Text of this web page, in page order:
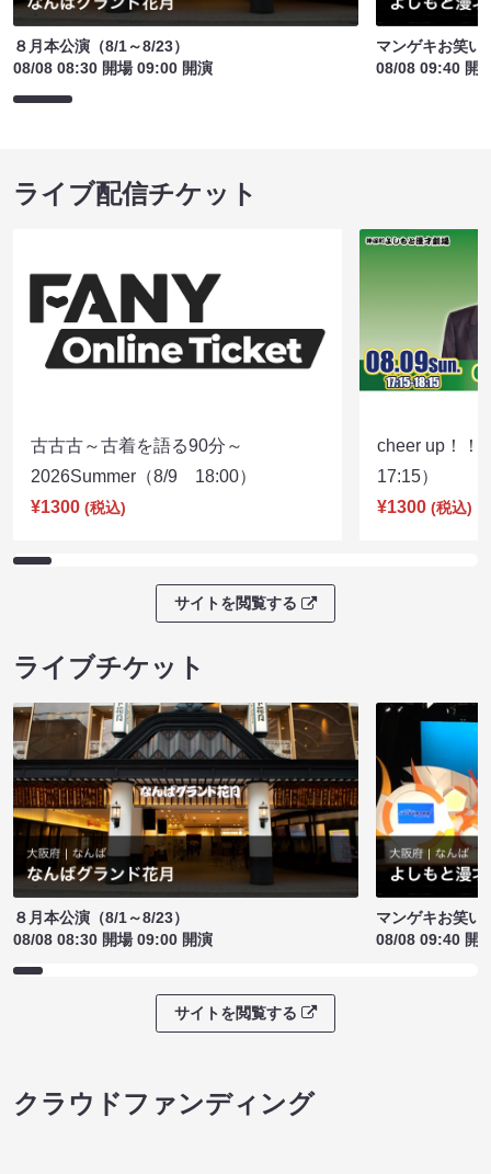
８月本公演（8/1～8/23）
08/08 08:30 開場 09:00 開演
マンゲキお笑い
08/08 09:40 開
ライブ配信チケット
古古古～古着を語る90分～
2026Summer（8/9 18:00）
¥1300 (税込)
cheer up！
17:15）
¥1300 (税込)
サイトを閲覧する
ライブチケット
８月本公演（8/1～8/23）
08/08 08:30 開場 09:00 開演
マンゲキお笑い
08/08 09:40 開
サイトを閲覧する
クラウドファンディング